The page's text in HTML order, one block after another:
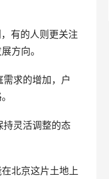
有的人则更关注
方向。
求的增加，户
持灵活调整的态
北京这片土地上